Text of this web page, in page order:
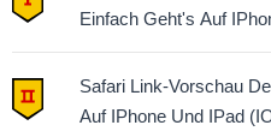
Einfach Geht's Auf
Safari Link-Vorschau
Auf IPhone Und IPad